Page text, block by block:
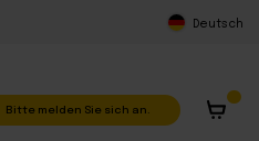
Deutsch
Bitte melden Sie sich an.